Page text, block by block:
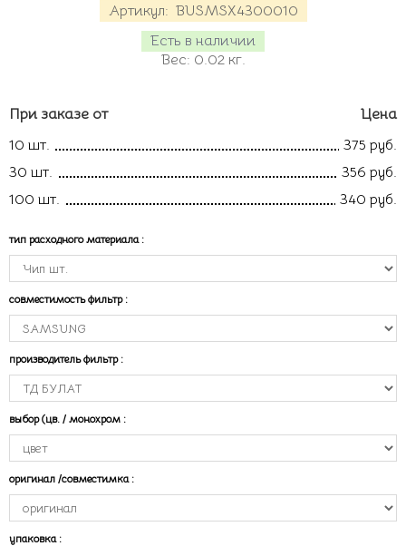
Артикул: BUSMSX4300010
Есть в наличии
Вес: 0.02 кг.
При заказе от
Цена
10 шт.
375 руб.
30 шт.
356 руб.
100 шт.
340 руб.
тип расходного материала :
совместимость фильтр :
производитель фильтр :
выбор (цв. / монохром :
оригинал /совместимка :
упаковка :